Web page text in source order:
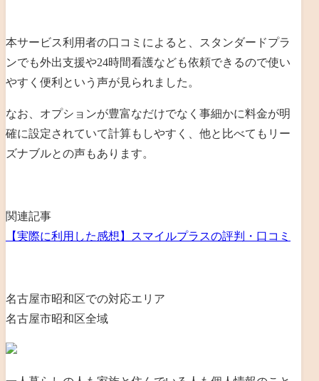
本サービス利用者の口コミによると、 スタンダードプラ
ンでも外出支援や24時間看護なども依頼できるので使い
やすく便利という声が見られました。
なお、 オプションが豊富なだけでなく事細かに料金が明
確に設定されていて計算もしやすく、他と比べてもリー
ズナブルとの声もあります。
関連記事
【実際に利用した感想】スマイルプラスの評判・口コミ
名古屋市昭和区での対応エリア
名古屋市昭和区全域